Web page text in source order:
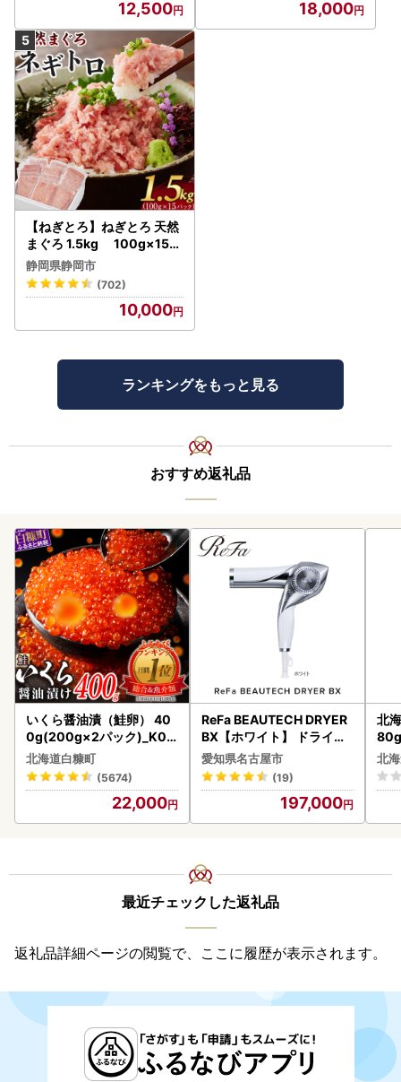
12,500 18,000
【ねぎとろ】ねぎとろ 天然
まぐろ 1.5kg 100g×15パ
ック
静岡県静岡市
(702)
10,000
ランキングをもっと見る
おすすめ返礼品
いくら醤油漬（鮭卵） 40
0g(200g×2パック)_K02
2-1676
北海道白糠町
(5674)
22,000
ReFa BEAUTECH DRYER
BX【ホワイト】 ドライヤ
ー 美容 家電 ドライヤー リ
ファ
愛知県名古屋市
(19)
197,000
北
ク
く
道
北
最近チェックした返礼品
返礼品詳細ページの閲覧で、ここに履歴が表示されます。